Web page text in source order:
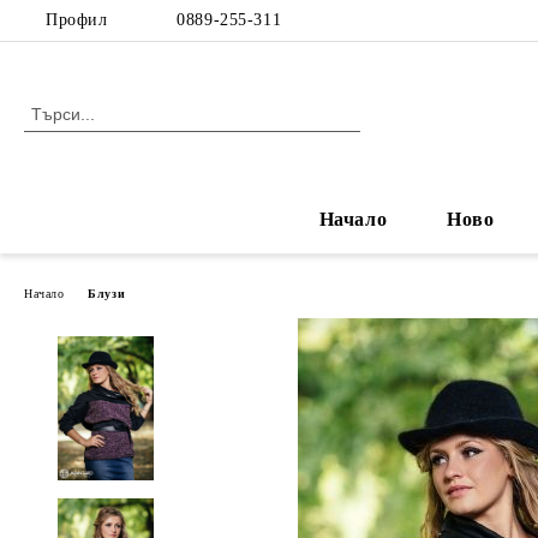
Профил 0889-255-311
Начало Ново
Начало Блузи